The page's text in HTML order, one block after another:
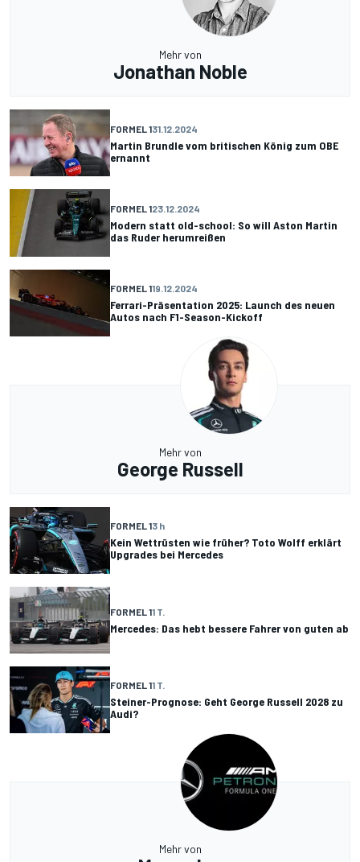
Mehr von
Jonathan Noble
FORMEL 131.12.2024
Martin Brundle vom britischen König zum OBE
ernannt
FORMEL 123.12.2024
Modern statt old-school: So will Aston Martin
das Ruder herumreißen
FORMEL 119.12.2024
Ferrari-Präsentation 2025: Launch des neuen
Autos nach F1-Season-Kickoff
Mehr von
George Russell
FORMEL 13 h
Kein Wettrüsten wie früher? Toto Wolff erklärt
Upgrades bei Mercedes
FORMEL 11 T.
Mercedes: Das hebt bessere Fahrer von guten ab
FORMEL 11 T.
Steiner-Prognose: Geht George Russell 2028 zu
Audi?
Mehr von